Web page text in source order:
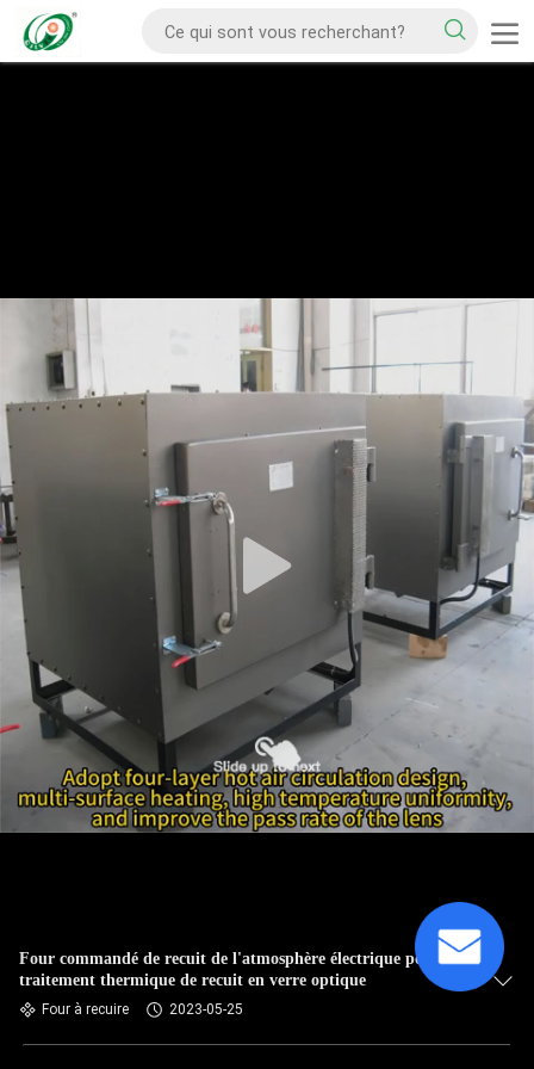
Four commandé de recuit de l'atmosphère électrique pour le
traitement thermique de recuit en verre optique
Four à recuire 2023-05-25